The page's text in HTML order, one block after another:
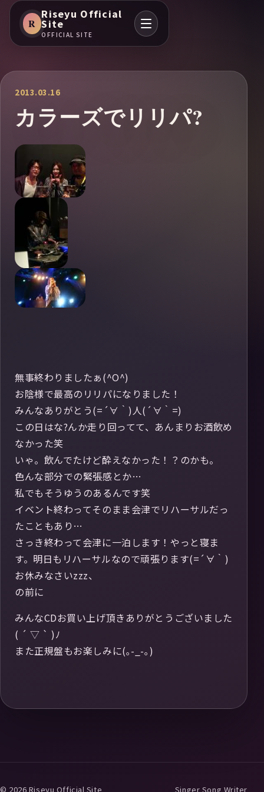
R
Riseyu Official
Site
OFFICIAL SITE
2013.03.16
カラーズでリリパ?
無事終わりましたぁ(^O^)
お陰様で最高のリリパになりました！
みんなありがとう(=´∀｀)人(´∀｀=)
この日はな?んか走り回ってて、あんまりお酒飲め
なかった笑
いゃ。飲んでたけど酔えなかった！？のかも。
色んな部分での緊張感とか…
私でもそうゆうのあるんです笑
イベント終わってそのまま会津でリハーサルだっ
たこともあり…
さっき終わって会津に一泊します！やっと寝ま
す。明日もリハーサルなので頑張ります(=´∀｀)
お休みなさいzzz、
の前に
みんなCDお買い上げ頂きありがとうございました
( ´ ▽ ` )ﾉ
また正規盤もお楽しみに(｡-_-｡)
© 2026 Riseyu Official Site Singer Song Writer